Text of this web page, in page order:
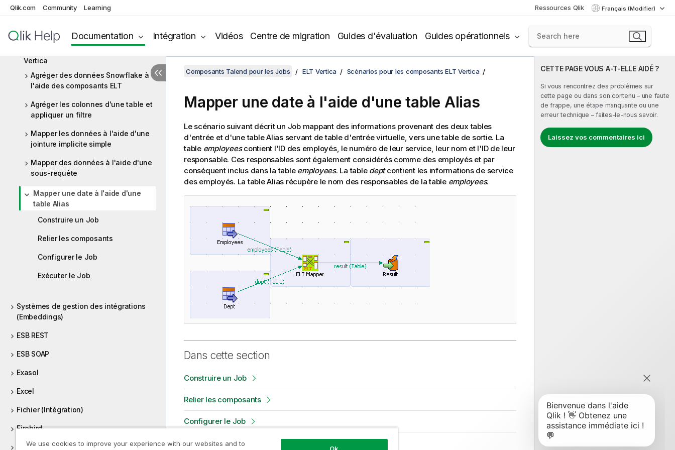
Qlik.com Community Learning Ressources Qlik Français (Modifier)
Documentation Intégration Vidéos Centre de migration Guides d'évaluation Guides opérationnels
ELT Vertica
Composants ELT Vertica
Vertica
Agréger des données Snowflake à
l'aide des composants ELT
Agréger les colonnes d'une table et
appliquer un filtre
Mapper les données à l'aide d'une
jointure implicite simple
Mapper des données à l'aide d'une
sous-requête
Mapper une date à l'aide d'une
table Alias
Construire un Job
Relier les composants
Configurer le Job
Exécuter le Job
Systèmes de gestion des intégrations
(Embeddings)
ESB REST
ESB SOAP
Exasol
Excel
Fichier (Intégration)
Firebird
FTP
CETTE PAGE VOUS A-T-ELLE AIDÉ ?
Si vous rencontrez des problèmes sur
cette page ou dans son contenu – une faute
de frappe, une étape manquante ou une
erreur technique – faites-le-nous savoir.
Laissez vos commentaires ici
Composants Talend pour les Jobs ELT Vertica Scénarios pour les composants ELT Vertica
Mapper une date à l'aide d'une table Alias
Le scénario suivant décrit un Job mappant des informations provenant des deux tables
d'entrée et d'une table Alias servant de table d'entrée virtuelle, vers une table de sortie. La
table employeescontient l'ID des employés, le numéro de leur service, leur nom et l'ID de leur
responsable. Ces responsables sont également considérés comme des employés et par
conséquent inclus dans la table employees. La table deptcontient les informations de service
des employés. La table Alias récupère le nom des responsables de la table employees.
Dans cette section
Construire un Job
Relier les composants
Configurer le Job
Exécuter le Job
We use cookies to improve your experience with our websites and to